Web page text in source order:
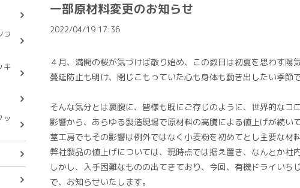
フ
キ
ッ
一部原材料変更のお知らせ
2022/04/19 17:36
４月、満開の桜が気づけば散り始め、この数日は初夏を思わす陽
蔓延防止も明け、閉じこもっていた心も身体も動き出したい季節
そんな気分とは裏腹に、皆様も既にご存じのように、世界的な
影響から、あらゆる製造現場で原材料の高騰による値上げが続いて
茎工房でもその影響は例外ではなく小麦粉を初めてとし主要な材
弊社製品の値上げについては、現時点では据え置き、なんとか社
しかし、入手困難なものの出てきており、今回、有機ドライい
で、お知らせいたします。